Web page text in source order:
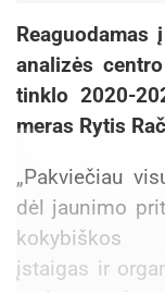
analizės
tinklo 2020-
meras Rytis
„Pakviečiau
dėl jaunimo
kokybiškos
įstaigas ir
narius,